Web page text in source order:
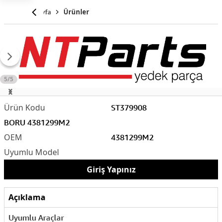
Anasayfa Ürünler
5/5
ST379908
4381299M2
BORU 4381299M2
Giriş Yapınız
Açıklama
Uyumlu Araçlar